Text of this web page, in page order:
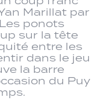
Marillat par
ponots
sur la tête
entre les
dans le jeu
la barre
du Puy